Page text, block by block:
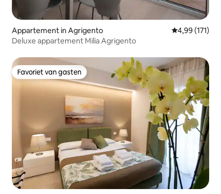
Appartement in Agrigento Gemiddelde
4,99 (171)
Deluxe appartement Milia Agrigento
Favoriet van gasten
Favoriet van gasten